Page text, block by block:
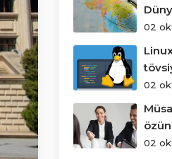
02
02
02